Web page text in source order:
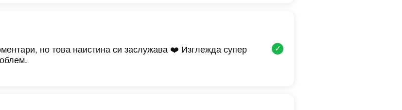
но това наистина си заслужава ❤️ Изглежда супер
✓